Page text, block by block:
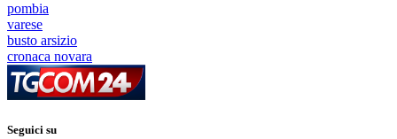
pombia
varese
busto arsizio
cronaca novara
Seguici su